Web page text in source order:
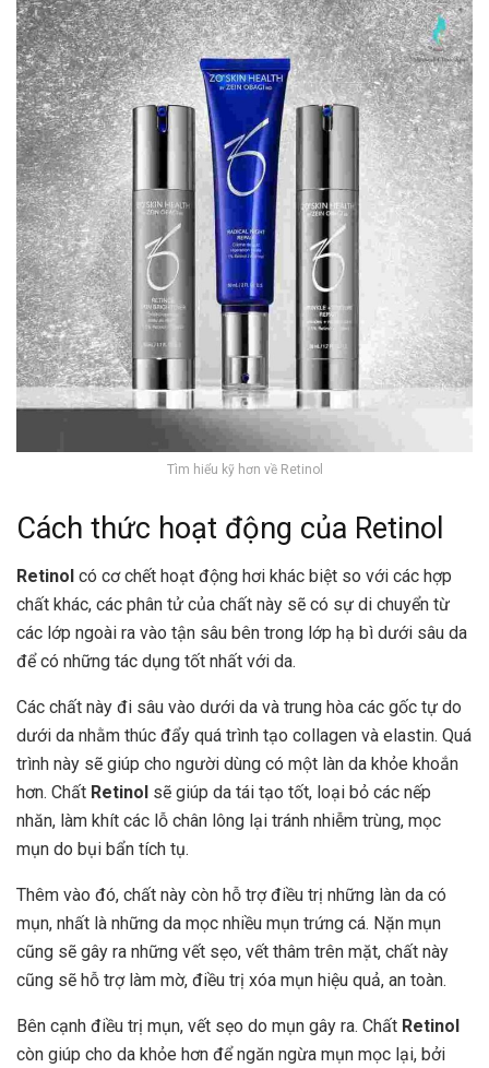
Tìm hiểu kỹ hơn về Retinol
Cách thức hoạt động của Retinol
Retinol có cơ chết hoạt động hơi khác biệt so với các hợp
chất khác, các phân tử của chất này sẽ có sự di chuyển từ
các lớp ngoài ra vào tận sâu bên trong lớp hạ bì dưới sâu da
để có những tác dụng tốt nhất với da.
Các chất này đi sâu vào dưới da và trung hòa các gốc tự do
dưới da nhằm thúc đẩy quá trình tạo collagen và elastin. Quá
trình này sẽ giúp cho người dùng có một làn da khỏe khoắn
hơn. Chất Retinol sẽ giúp da tái tạo tốt, loại bỏ các nếp
nhăn, làm khít các lỗ chân lông lại tránh nhiễm trùng, mọc
mụn do bụi bẩn tích tụ.
Thêm vào đó, chất này còn hỗ trợ điều trị những làn da có
mụn, nhất là những da mọc nhiều mụn trứng cá. Nặn mụn
cũng sẽ gây ra những vết sẹo, vết thâm trên mặt, chất này
cũng sẽ hỗ trợ làm mờ, điều trị xóa mụn hiệu quả, an toàn.
Bên cạnh điều trị mụn, vết sẹo do mụn gây ra. Chất Retinol
còn giúp cho da khỏe hơn để ngăn ngừa mụn mọc lại, bởi